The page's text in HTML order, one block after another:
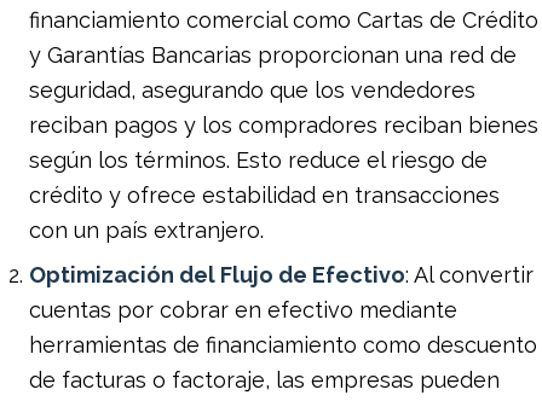
financiamiento comercial como Cartas de Crédito
y Garantías Bancarias proporcionan una red de
seguridad, asegurando que los vendedores
reciban pagos y los compradores reciban bienes
según los términos. Esto reduce el riesgo de
crédito y ofrece estabilidad en transacciones
con un país extranjero.
Optimización del Flujo de Efectivo: Al convertir
cuentas por cobrar en efectivo mediante
herramientas de financiamiento como descuento
de facturas o factoraje, las empresas pueden